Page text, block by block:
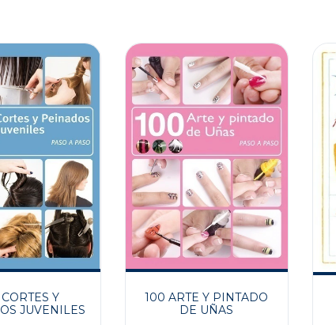
Y
JUVENILES
100 ARTE Y PINTADO
DE UÑAS